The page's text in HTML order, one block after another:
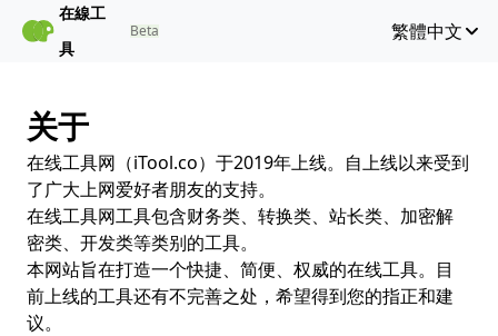
在線工
具
Beta 繁體中文
关于
在线工具网（iTool.co）于2019年上线。自上线以来受到
了广大上网爱好者朋友的支持。
在线工具网工具包含财务类、转换类、站长类、加密解
密类、开发类等类别的工具。
本网站旨在打造一个快捷、简便、权威的在线工具。目
前上线的工具还有不完善之处，希望得到您的指正和建
议。